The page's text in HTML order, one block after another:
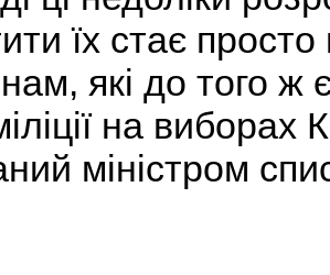
їх стає
які до того ж
на виборах
міністром